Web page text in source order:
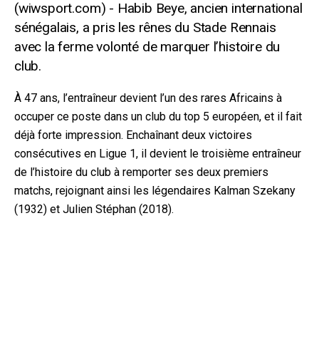
Habib Beye, ancien international
sénégalais, a pris les rênes du Stade Rennais
avec la ferme volonté de marquer l’histoire du
club.
À 47 ans, l’entraîneur devient l’un des rares Africains à
occuper ce poste dans un club du top 5 européen, et il fait
déjà forte impression. Enchaînant deux victoires
consécutives en Ligue 1, il devient le troisième entraîneur
de l’histoire du club à remporter ses deux premiers
matchs, rejoignant ainsi les légendaires Kalman Szekany
(1932) et Julien Stéphan (2018).